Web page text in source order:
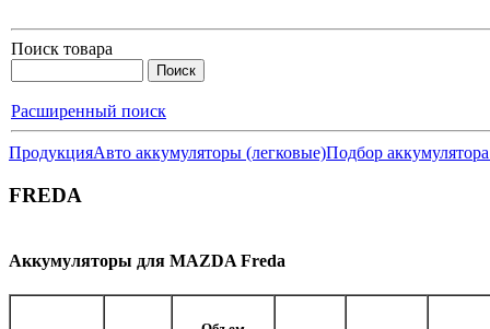
Поиск товара
Расширенный поиск
ПродукцияАвто аккумуляторы (легковые)Подбор
FREDA
Аккумуляторы для MAZDA Freda